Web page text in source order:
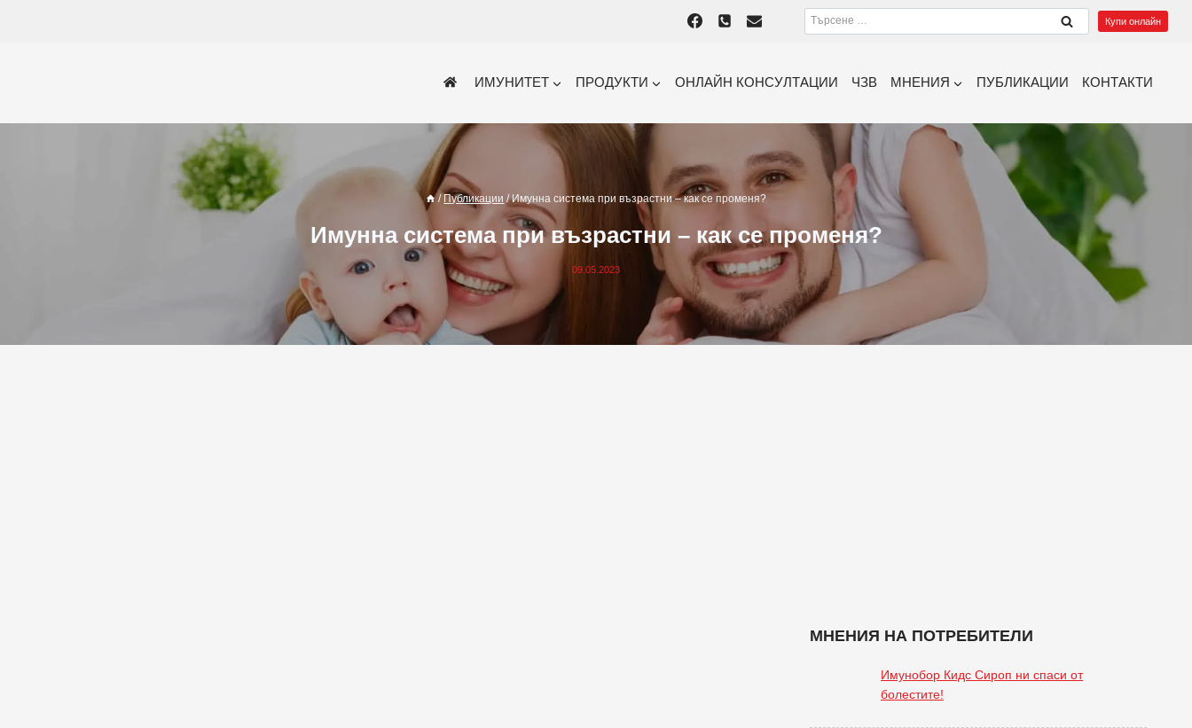
Търсене
за:
Купи онлайн
ИМУНИТЕТ ПРОДУКТИ ОНЛАЙН КОНСУЛТАЦИИ ЧЗВ МНЕНИЯ ПУБЛИКАЦИИ КОНТАКТИ
/ Публикации / Имунна система при възрастни – как се променя?
Имунна система при възрастни – как се променя?
09.05.2023
МНЕНИЯ НА ПОТРЕБИТЕЛИ
Имунобор Кидс Сироп ни спаси от
болестите!